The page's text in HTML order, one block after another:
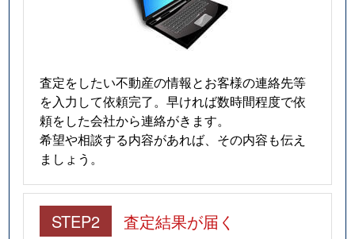
査定をしたい不動産の情報とお客様の連絡先等
を入力して依頼完了。早ければ数時間程度で依
頼をした会社から連絡がきます。
希望や相談する内容があれば、その内容も伝え
ましょう。
STEP2 査定結果が届く